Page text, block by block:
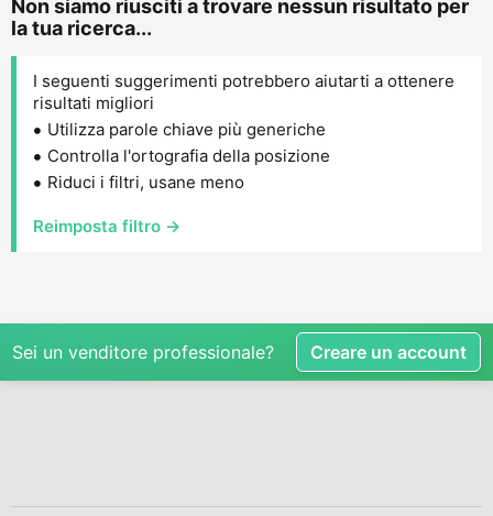
Non siamo riusciti a trovare nessun risultato per
la tua ricerca...
I seguenti suggerimenti potrebbero aiutarti a ottenere
risultati migliori
Utilizza parole chiave più generiche
Controlla l'ortografia della posizione
Riduci i filtri, usane meno
Reimposta filtro →
Sei un venditore professionale? Creare un account